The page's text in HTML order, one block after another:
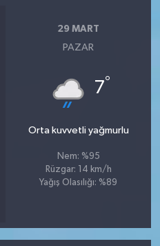
29 MART
PAZAR
7°
Orta kuvvetli yağmurlu
Nem: %95
Rüzgar: 14 km/h
Yağış Olasılığı: %89